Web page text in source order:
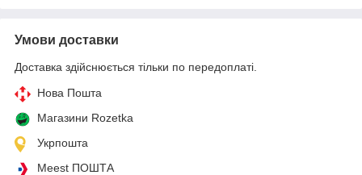
Умови доставки
Доставка здійснюється тільки по передоплаті.
Нова Пошта
Магазини Rozetka
Укрпошта
Meest ПОШТА